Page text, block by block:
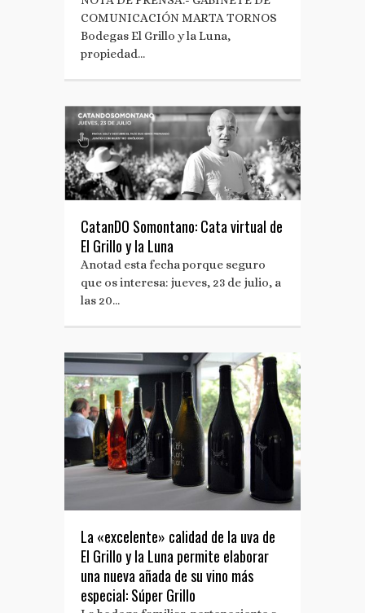
COMUNICACIÓN MARTA TORNOS
Bodegas El Grillo y la Luna,
propiedad…
CatanDO Somontano: Cata virtual de
El Grillo y la Luna
Anotad esta fecha porque seguro
que os interesa: jueves, 23 de julio, a
las 20…
La «excelente» calidad de la uva de
El Grillo y la Luna permite elaborar
una nueva añada de su vino más
especial: Súper Grillo